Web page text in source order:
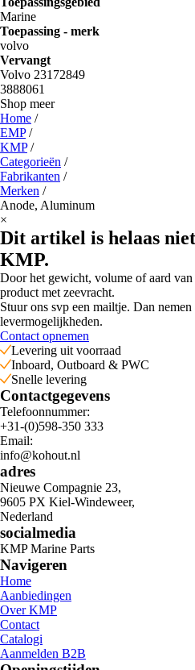
Marine
Toepassing - merk
volvo
Vervangt
Volvo 23172849
3888061
Shop meer
Home /
EMP/
KMP/
Categorieën /
Fabrikanten /
Merken /
Anode, Aluminum
×
Dit artikel is helaas
KMP.
Door het gewicht, volume of aard
product met zeevracht.
Stuur ons svp een mailtje. Dan
levermogelijkheden.
Contact opnemen
Levering uit voorraad
Inboard, Outboard & PWC
Snelle levering
Contactgegevens
Telefoonnummer:
+31-(0)598-350 333
Email:
info@kohout.nl
adres
Nieuwe Compagnie 23,
9605 PX Kiel-Windeweer,
Nederland
socialmedia
KMP Marine Parts
Navigeren
Home
Aanbiedingen
Over KMP
Contact
Catalogi
Aanmelden B2B